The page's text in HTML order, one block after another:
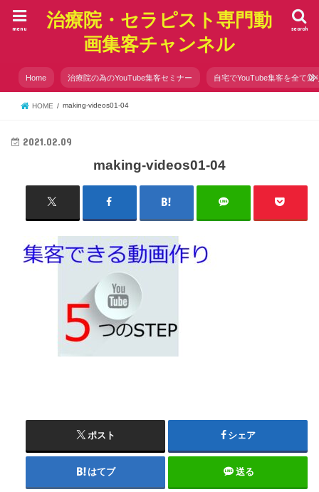
治療院・セラピスト専門動
画集客チャンネル
search
menu
Home 治療院の為のYouTube集客セミナー 自宅でYouTube集客を全て知
HOME making-videos01-04
2021.02.09
making-videos01-04
ポスト シェア
はてブ 送る